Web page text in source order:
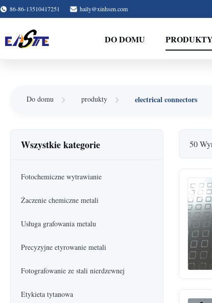
86-86-13510417251 haily@xinhsen.com
DO DOMU PRODUKTY
Do domu produkty electrical connectors
Wszystkie kategorie
Fotochemiczne wytrawianie
Żaczenie chemiczne metali
Usługa grafowania metalu
Precyzyjne etyrowanie metali
Fotografowanie ze stali nierdzewnej
Etykieta tytanowa
50